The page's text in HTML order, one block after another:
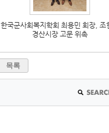
한국군사회복지학회 최용민 회장, 조
경산시장 고문 위촉
목록